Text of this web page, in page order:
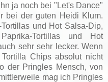
ja noch bei "Let's Dance"
bei der guten Heidi Klum.
und Hot Salsa-Dip,
Tortillas und Hot
sehr sehr lecker. Wenn
Chips absolut nicht
der Pringles Mensch, von
mag ich Pringles